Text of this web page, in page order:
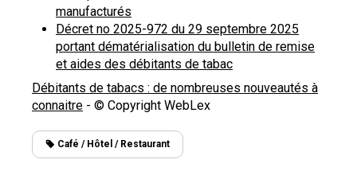
manufacturés
Décret no 2025-972 du 29 septembre 2025
portant dématérialisation du bulletin de remise
et aides des débitants de tabac
Débitants de tabacs : de nombreuses nouveautés à
connaitre - © Copyright WebLex
Café / Hôtel / Restaurant